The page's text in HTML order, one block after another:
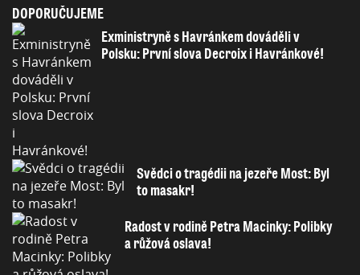
DOPORUČUJEME
Exministryně s Havránkem dováděli v
Polsku: První slova Decroix i Havránkové!
Svědci o tragédii na jezeře Most: Byl
to masakr!
Radost v rodině Petra Macinky: Polibky
a růžová oslava!